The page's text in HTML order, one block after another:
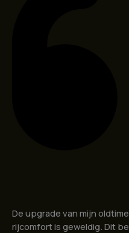
De upgrade van mijn
rijcomfort is geweldig. Dit